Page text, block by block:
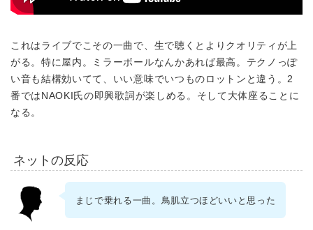
これはライブでこその一曲で、生で聴くとよりクオリティが上
がる。特に屋内。ミラーボールなんかあれば最高。テクノっぽ
い音も結構効いてて、いい意味でいつものロットンと違う。2
番ではNAOKI氏の即興歌詞が楽しめる。そして大体座ることに
なる。
ネットの反応
まじで乗れる一曲。鳥肌立つほどいいと思った